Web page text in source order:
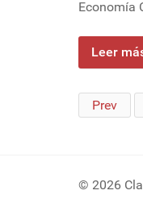
Economía
Leer
Prev
© 2026